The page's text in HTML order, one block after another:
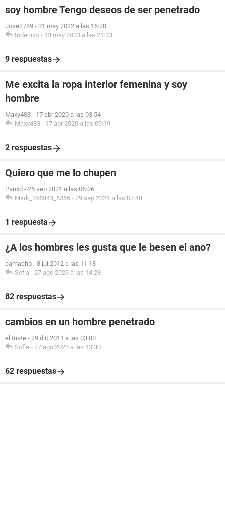
soy hombre Tengo deseos de ser penetrado
Jose2789 - 31 may 2022 a las 16:20
Indeciso - 13 may 2023 a las 21:23
9 respuestas
Me excita la ropa interior femenina y soy
hombre
Maxy483 - 17 abr 2020 a las 03:54
Maxy483 - 17 abr 2020 a las 09:19
2 respuestas
Quiero que me lo chupen
Panxd - 25 sep 2021 a las 06:06
Mark_356843_5366 - 29 sep 2021 a las 07:48
1 respuesta
¿A los hombres les gusta que le besen el ano?
camacho - 8 jul 2012 a las 11:18
Sofia - 27 ago 2023 a las 14:28
82 respuestas
cambios en un hombre penetrado
el triste - 29 dic 2011 a las 03:00
Sofia - 27 ago 2023 a las 13:30
62 respuestas